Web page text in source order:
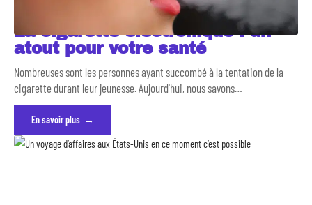
La cigarette électronique : un
atout pour votre santé
Nombreuses sont les personnes ayant succombé à la tentation de la
cigarette durant leur jeunesse. Aujourd'hui, nous savons…
En savoir plus